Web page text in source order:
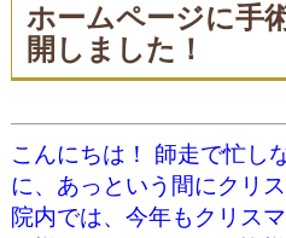
ホームページに手
開しました！
こんにちは！ 師走で忙し
に、あっという間にクリ
院内では、今年もクリス